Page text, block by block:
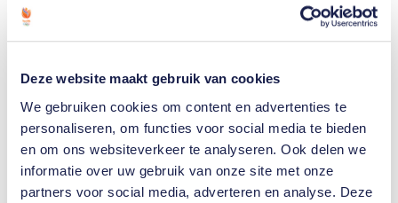
Deze website maakt gebruik van cookies
We gebruiken cookies om content en advertenties te
personaliseren, om functies voor social media te bieden
en om ons websiteverkeer te analyseren. Ook delen we
informatie over uw gebruik van onze site met onze
partners voor social media, adverteren en analyse. Deze
Welke Nederlanders hebben er
ooit meegedaan aan de
Olympische Spelen?